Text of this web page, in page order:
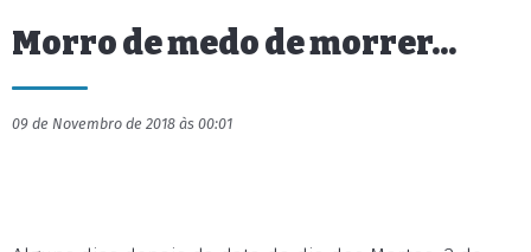
Morro de medo de morrer...
09 de Novembro de 2018 às 00:01